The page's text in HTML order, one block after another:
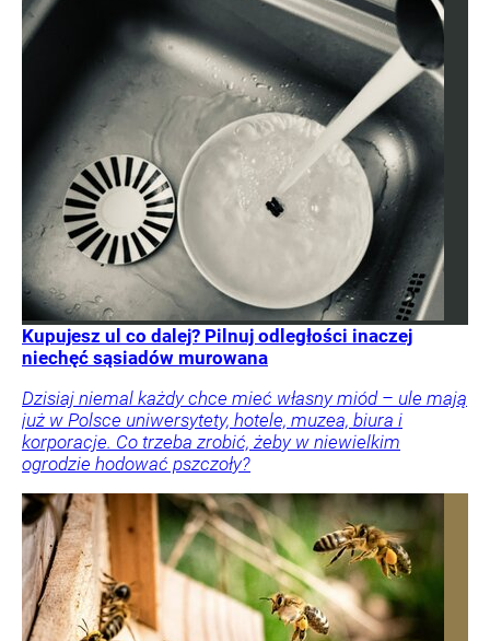
Kupujesz ul co dalej? Pilnuj odległości inaczej
niechęć sąsiadów murowana
Dzisiaj niemal każdy chce mieć własny miód – ule mają
już w Polsce uniwersytety, hotele, muzea, biura i
korporacje. Co trzeba zrobić, żeby w niewielkim
ogrodzie hodować pszczoły?